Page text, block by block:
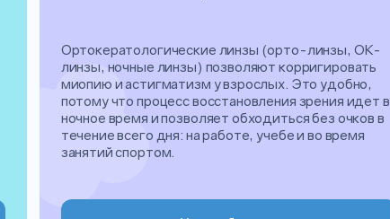
Ортокератологические линзы (орто-линзы, ОК-
линзы, ночные линзы) позволяют корригировать
миопию и астигматизм у взрослых. Это удобно,
потому что процесс восстановления зрения идет в
ночное время и позволяет обходиться без очков в
течение всего дня: на работе, учебе и во время
занятий спортом.